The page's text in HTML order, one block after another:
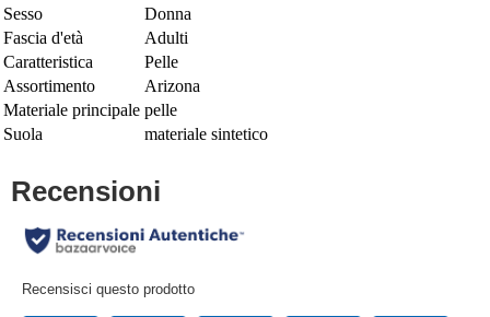
Sesso
Donna
Fascia d'età
Adulti
Caratteristica
Pelle
Assortimento
Arizona
Materiale principale pelle
Suola
materiale sintetico